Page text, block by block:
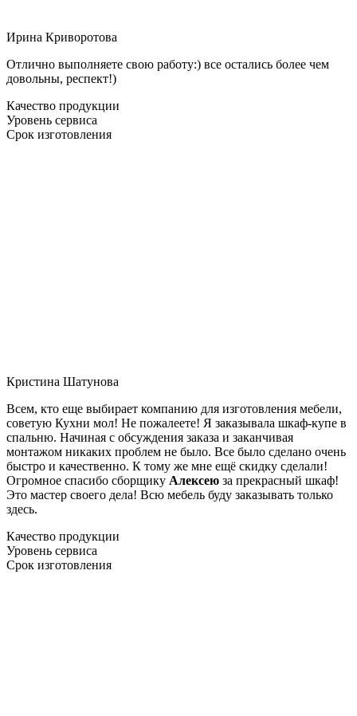
Ирина Криворотова
Отлично выполняете свою работу:) все остались более чем
довольны, респект!)
Качество продукции
Уровень сервиса
Срок изготовления
Кристина Шатунова
Всем, кто еще выбирает компанию для изготовления мебели,
советую Кухни мол! Не пожалеете! Я заказывала шкаф-купе в
спальню. Начиная с обсуждения заказа и заканчивая
монтажом никаких проблем не было. Все было сделано очень
быстро и качественно. К тому же мне ещё скидку сделали!
Огромное спасибо сборщику Алексею за прекрасный шкаф!
Это мастер своего дела! Всю мебель буду заказывать только
здесь.
Качество продукции
Уровень сервиса
Срок изготовления